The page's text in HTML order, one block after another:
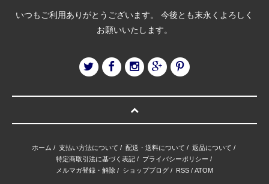
いつもご利用ありがとうございます。 今後とも末永くよろしく
お願いいたします。
ホーム / 支払い方法について / 配送・送料について / 返品について /
特定商取引法に基づく表記/ プライバシーポリシー /
メルマガ登録・解除 / ショップブログ / RSS / ATOM